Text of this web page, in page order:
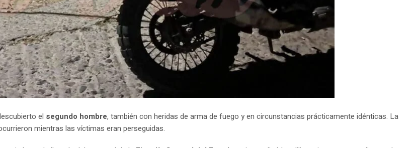
el segundo hombre, también con heridas de arma de fuego y en circunstancias prácticamente idénticas. La
mientras las víctimas eran perseguidas.